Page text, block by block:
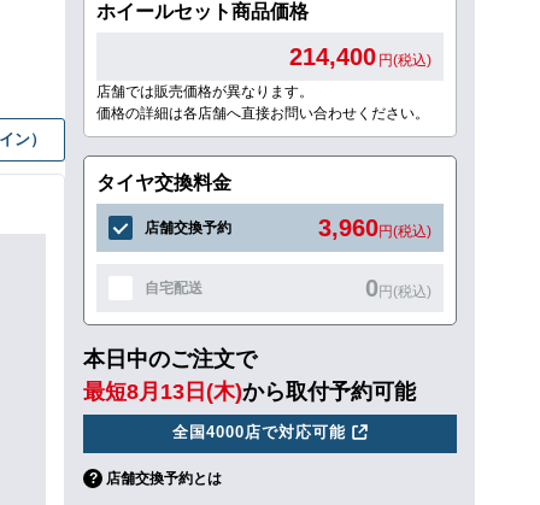
ン）
ホイールセット商品価格
214,400 円(税込)
店舗では販売価格が異なります。
価格の詳細は各店舗へ直接お問い合わせください。
タイヤ交換料金
店舗交換予約 3,960円(税込)
自宅配送 0円(税込)
本日中のご注文で
最短8月13日(木)から取付予約可能
全国4000店で対応可能
店舗交換予約とは